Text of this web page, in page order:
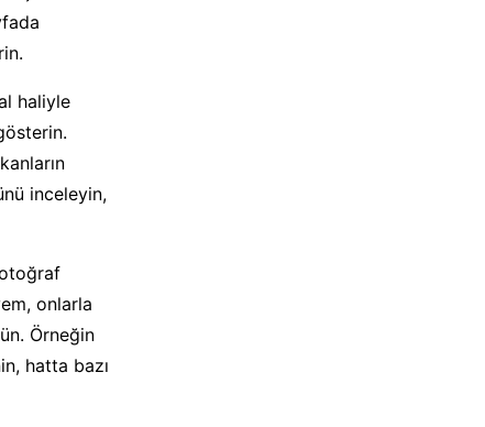
haliyle
inceleyin,
onlarla
Örneğin
hatta bazı